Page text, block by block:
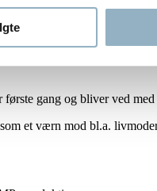
af Covid-19.
helt op til 80.000
gang og bliver ved
et værn mod bl.a.